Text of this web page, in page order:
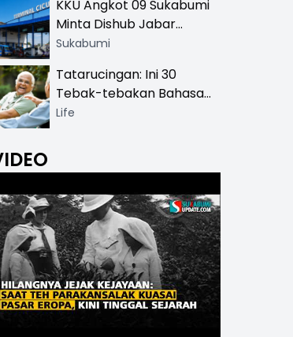
KKU Angkot 09 Sukabumi
Minta Dishub Jabar
Tertibkan Trayek Ciawi-
Narik
Sukabumi
Tatarucingan: Ini 30
Tebak-tebakan Bahasa
Sunda yang Sangat
Life